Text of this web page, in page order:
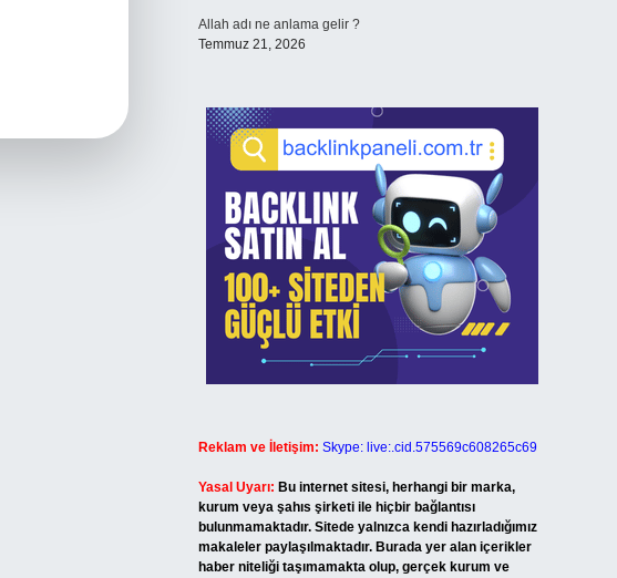
Allah adı ne anlama gelir ?
Temmuz 21, 2026
Reklam ve İletişim: Skype: live:.cid.575569c608265c69
Yasal Uyarı: Bu internet sitesi, herhangi bir marka,
kurum veya şahıs şirketi ile hiçbir bağlantısı
bulunmamaktadır. Sitede yalnızca kendi hazırladığımız
makaleler paylaşılmaktadır. Burada yer alan içerikler
haber niteliği taşımamakta olup, gerçek kurum ve